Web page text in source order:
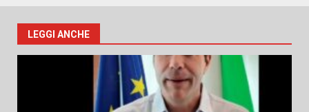
LEGGI ANCHE